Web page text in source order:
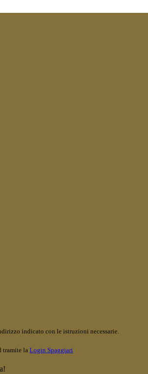
indicato con le istruzioni necessarie.
tramite la Login Spaggiari